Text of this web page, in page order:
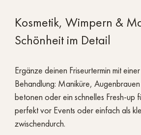
Kosmetik, Wimpern &
Schönheit im Detail
Ergänze deinen Friseurtermin mit
Behandlung: Maniküre,
betonen oder ein schnelles Fresh-up
perfekt vor Events oder einfach als
zwischendurch.